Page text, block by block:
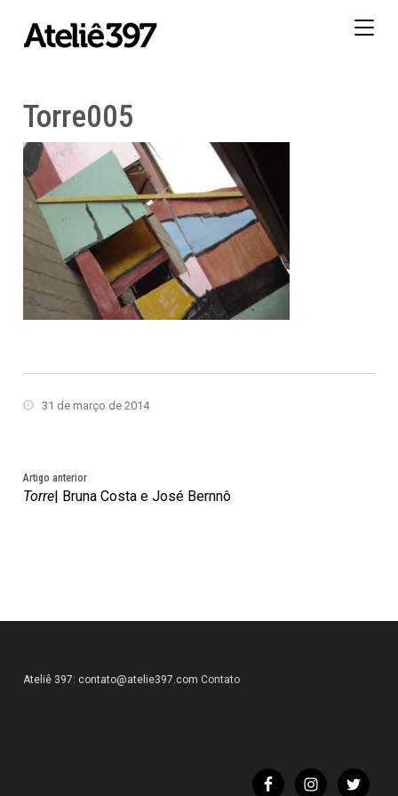
Torre005
31 de março de 2014
Artigo anterior
Torre| Bruna Costa e José Bernnô
Ateliê 397: contato@atelie397.com Contato